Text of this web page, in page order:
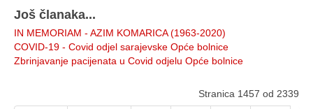
Još članaka...
IN MEMORIAM - AZIM KOMARICA (1963-2020)
COVID-19 - Covid odjel sarajevske Opće bolnice
Zbrinjavanje pacijenata u Covid odjelu Opće bolnice
Stranica 1457 od 2339